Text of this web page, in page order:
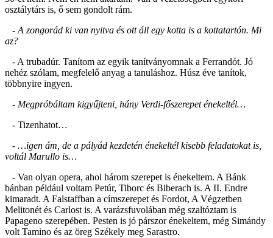
osztálytárs is, ő sem gondolt rám.
- A zongorád ki van nyitva és ott áll egy kotta is a kottatartón. Mi
az?
- A trubadúr. Tanítom az egyik tanítványomnak a Ferrandót. Jó
nehéz szólam, megfelelő anyag a tanuláshoz. Húsz éve tanítok,
többnyire ingyen.
- Megpróbáltam kigyűjteni, hány Verdi-főszerepet énekeltél…
- Tizenhatot…
- …igen ám, de a pályád kezdetén énekeltél kisebb feladatokat is,
voltál Marullo is…
- Van olyan opera, ahol három szerepet is énekeltem. A Bánk
bánban például voltam Petúr, Tiborc és Biberach is. A II. Endre
kimaradt. A Falstaffban a címszerepet és Fordot, A Végzetben
Melitonét és Carlost is. A varázsfuvolában még szaltóztam is
Papageno szerepében. Pesten is jó párszor énekeltem, még Simándy
volt Tamino és az öreg Székely meg Sarastro.